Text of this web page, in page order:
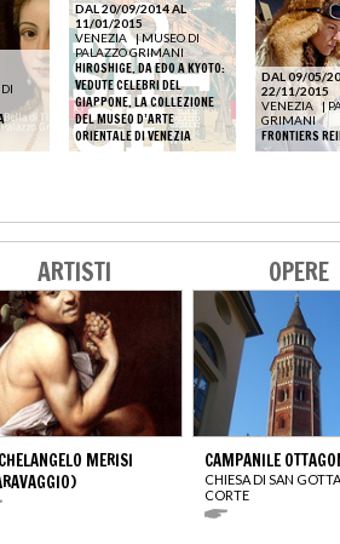
DAL 20/09/2014 AL
11/01/2015
VENEZIA |MUSEO DI
PALAZZO GRIMANI
HIROSHIGE. DA EDO A KYOTO:
VEDUTE CELEBRI DEL
GIAPPONE. LA COLLEZIONE
DEL MUSEO D’ARTE
ORIENTALE DI VENEZIA
DAL 09/05/
22/11/2015
VENEZIA |
GRIMANI
FRONTIERS
ARTISTI
MERISI
OPERE
CAMPANILE
CHIESA DI SAN
CORTE